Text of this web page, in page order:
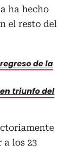
ha hecho
el resto del
de la
triunfo del
a los 23